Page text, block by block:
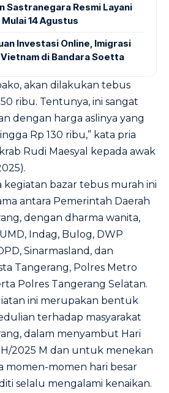
Sastranegara Resmi Layani
14 Agustus
Investasi Online, Imigrasi
di Bandara Soetta
akan dilakukan tebus
ribu. Tentunya, ini sangat
dengan harga aslinya yang
Rp 130 ribu,” kata pria
Rudi Maesyal kepada awak
kegiatan bazar tebus murah ini
antara Pemerintah Daerah
dengan dharma wanita,
Indag, Bulog, DWP
Sinarmasland, dan
Tangerang, Polres Metro
Polres Tangerang Selatan.
ini merupakan bentuk
terhadap masyarakat
dalam menyambut Hari
H/2025 M dan untuk menekan
momen-momen hari besar
selalu mengalami kenaikan.